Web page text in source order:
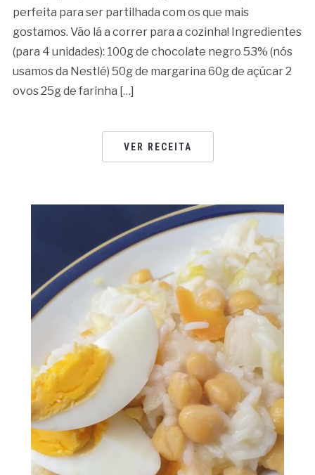
perfeita para ser partilhada com os que mais
gostamos. Vão lá a correr para a cozinha! Ingredientes
(para 4 unidades): 100g de chocolate negro 53% (nós
usamos da Nestlé) 50g de margarina 60g de açúcar 2
ovos 25g de farinha […]
VER RECEITA